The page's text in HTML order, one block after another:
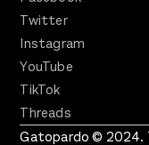
Twitter
Instagram
YouTube
TikTok
Threads
Gatopardo © 2024.